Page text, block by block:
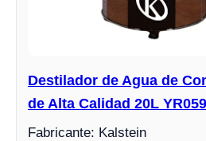
Destilador de Agua de
de Alta Calidad 20L
Fabricante: Kalstein